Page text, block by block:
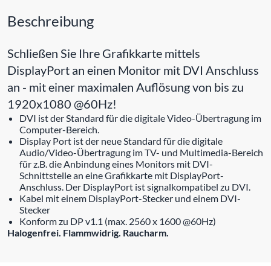
Beschreibung
Schließen Sie Ihre Grafikkarte mittels
DisplayPort an einen Monitor mit DVI Anschluss
an - mit einer maximalen Auflösung von bis zu
1920x1080 @60Hz!
DVI ist der Standard für die digitale Video-Übertragung im
Computer-Bereich.
Display Port ist der neue Standard für die digitale
Audio/Video-Übertragung im TV- und Multimedia-Bereich
für z.B. die Anbindung eines Monitors mit DVI-
Schnittstelle an eine Grafikkarte mit DisplayPort-
Anschluss. Der DisplayPort ist signalkompatibel zu DVI.
Kabel mit einem DisplayPort-Stecker und einem DVI-
Stecker
Konform zu DP v1.1 (max. 2560 x 1600 @60Hz)
Halogenfrei. Flammwidrig. Raucharm.